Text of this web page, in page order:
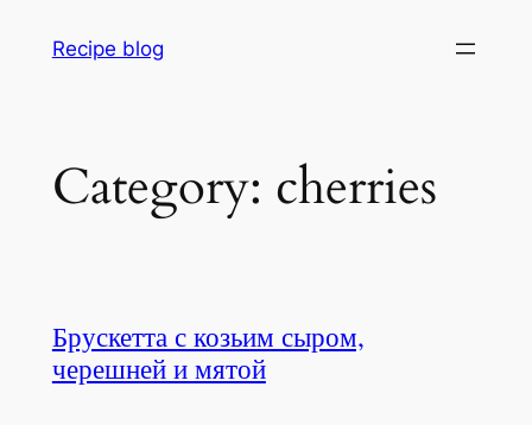
Recipe blog
Category: cherries
Брускетта с козьим сыром,
черешней и мятой